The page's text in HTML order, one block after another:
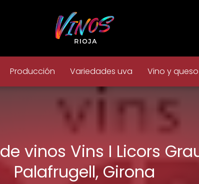
Producción Variedades uva Vino y queso
vinos Vins I Licors
Palafrugell, Girona